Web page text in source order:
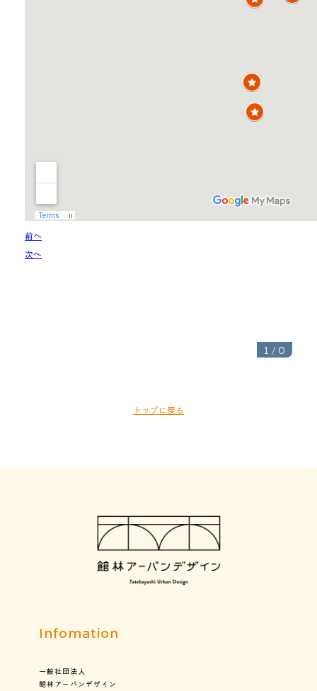
前へ
次へ
1 / 0
トップに戻る
Infomation
一般社団法人
館林アーバンデザイン